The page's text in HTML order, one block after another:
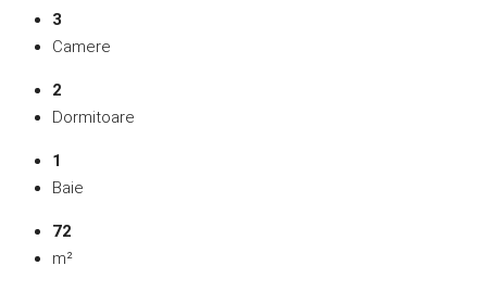
3
Camere
2
Dormitoare
1
Baie
72
m²